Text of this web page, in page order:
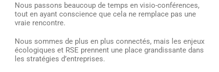
Nous passons beaucoup de temps en visio-conférences,
tout en ayant conscience que cela ne remplace pas une
vraie rencontre.
Nous sommes de plus en plus connectés, mais les enjeux
écologiques et RSE prennent une place grandissante dans
les stratégies d’entreprises.